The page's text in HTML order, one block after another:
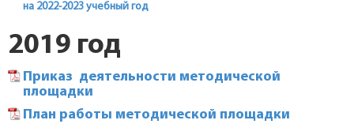
на 2022-2023 учебный год
2019 год
Приказ деятельности методической
площадки
План работы методической площадки